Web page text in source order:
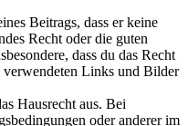
Beitrags, dass er keine
Recht oder die guten
dass du das Recht
Links und Bilder
Hausrecht aus. Bei
oder anderer im